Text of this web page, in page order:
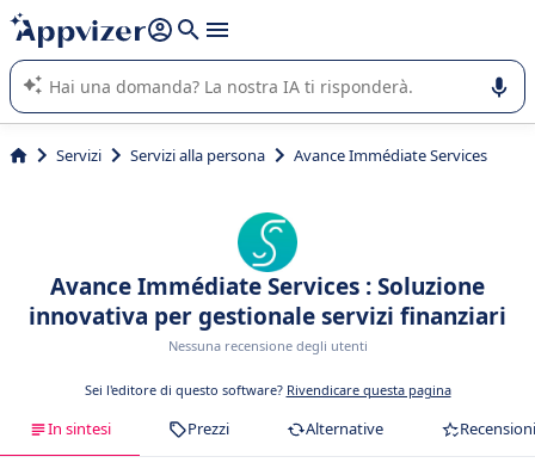
righe con
shift + enter
L'IA di Appvizer vi guida nell'utilizzo o nella scelta di un
software SaaS per la vostra azienda.
Servizi Servizi alla persona Avance Immédiate Services
Avance Immédiate Services : Soluzione
innovativa per gestionale servizi finanziari
Nessuna recensione degli utenti
Sei l'editore di questo software? Rivendicare questa pagina
In sintesi Prezzi Alternative Recensioni